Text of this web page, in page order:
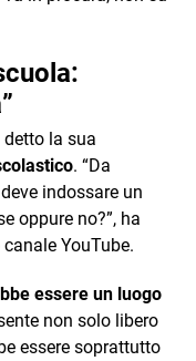
detto la sua
. “Da
indossare un
oppure no?”, ha
YouTube.
essere un luogo
non solo libero
essere soprattutto